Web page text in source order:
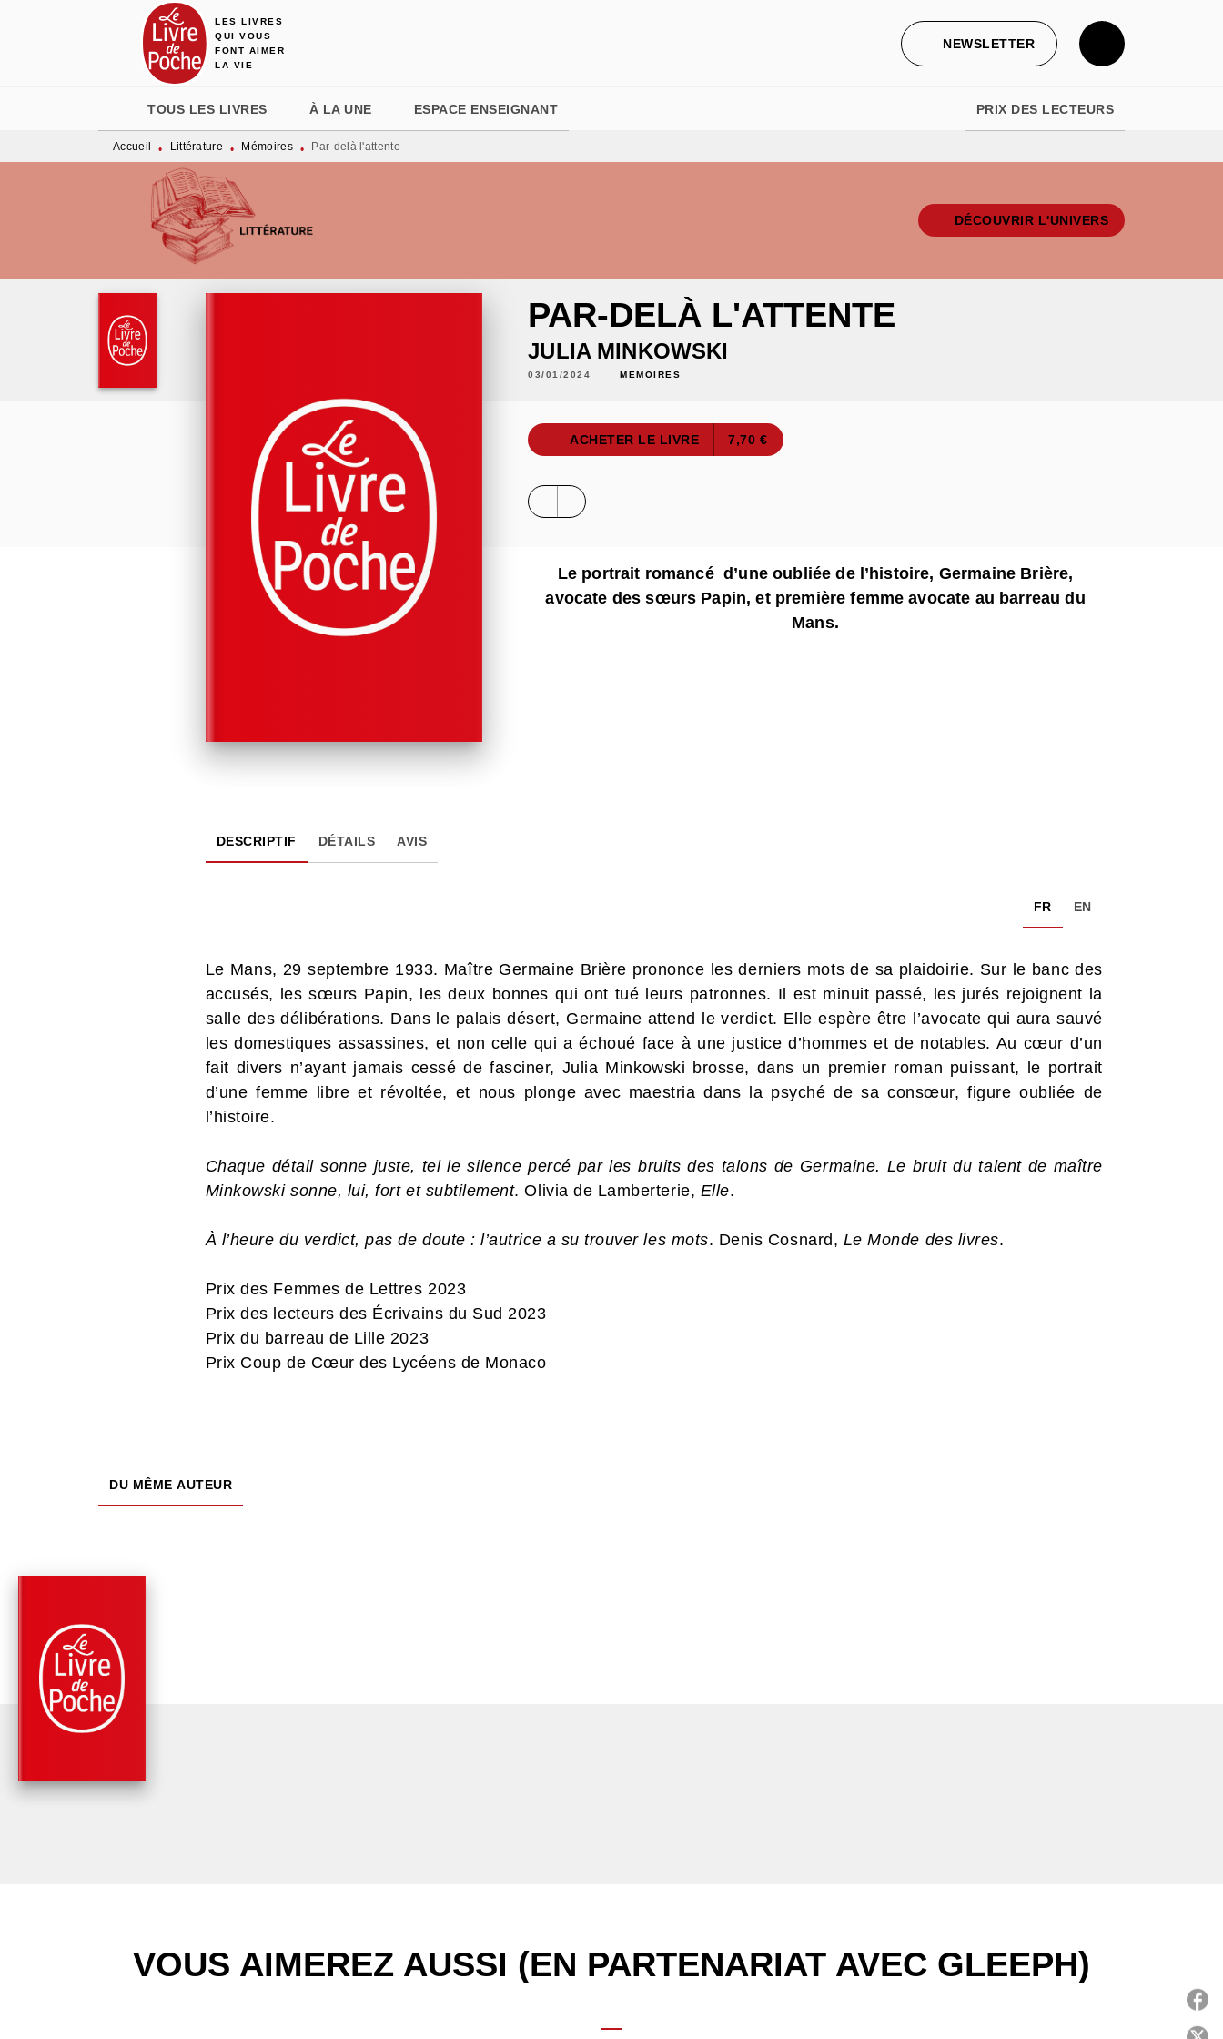
MENU RECHERCHE
LES LIVRES
QUI VOUS
FONT AIMER
LA VIE
NEWSLETTER
TOUS LES LIVRES À LA UNE ESPACE ENSEIGNANT PRIX DES LECTEURS
Accueil • Littérature • Mémoires • Par-delà l'attente
DÉCOUVRIR L'UNIVERS
PAR-DELÀ L'ATTENTE
JULIA MINKOWSKI
03/01/2024 MÉMOIRES
ACHETER LE LIVRE 7,70 €
Le portrait romancé d’une oubliée de l’histoire, Germaine Brière,
avocate des sœurs Papin, et première femme avocate au barreau du
Mans.
DESCRIPTIF DÉTAILS AVIS
FR EN
Le Mans, 29 septembre 1933. Maître Germaine Brière prononce les derniers mots de sa plaidoirie. Sur le banc des
accusés, les sœurs Papin, les deux bonnes qui ont tué leurs patronnes. Il est minuit passé, les jurés rejoignent la
salle des délibérations. Dans le palais désert, Germaine attend le verdict. Elle espère être l’avocate qui aura sauvé
les domestiques assassines, et non celle qui a échoué face à une justice d’hommes et de notables. Au cœur d’un
fait divers n’ayant jamais cessé de fasciner, Julia Minkowski brosse, dans un premier roman puissant, le portrait
d’une femme libre et révoltée, et nous plonge avec maestria dans la psyché de sa consœur, figure oubliée de
l’histoire.
Chaque détail sonne juste, tel le silence percé par les bruits des talons de Germaine. Le bruit du talent de maître
Minkowski sonne, lui, fort et subtilement. Olivia de Lamberterie, Elle.
À l’heure du verdict, pas de doute : l’autrice a su trouver les mots. Denis Cosnard, Le Monde des livres.
Prix des Femmes de Lettres 2023
Prix des lecteurs des Écrivains du Sud 2023
Prix du barreau de Lille 2023
Prix Coup de Cœur des Lycéens de Monaco
DU MÊME AUTEUR
VOUS AIMEREZ AUSSI (EN PARTENARIAT AVEC GLEEPH)